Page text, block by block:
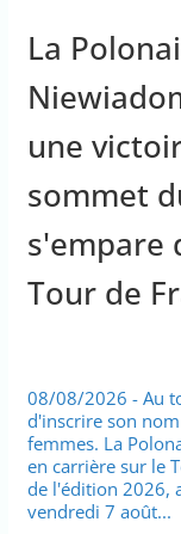
Le
La
une
sommet
s'empare
Tour de
08/08/2026 - Au
d'inscrire son
femmes. La
en carrière sur le
de l'édition 2026,
vendredi 7 août...